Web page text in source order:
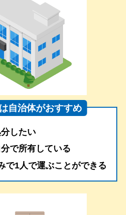
自治体がおすすめ
したい
で所有している
で1人で運ぶことができる